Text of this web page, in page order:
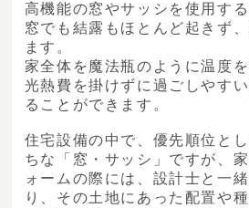
高機能の窓やサッシを使用す
窓でも結露もほとんど起きず
ます。
家全体を魔法瓶のように温度
光熱費を掛けずに過ごしやす
ることができます。
住宅設備の中で、優先順位と
ちな「窓・サッシ」ですが、
ォームの際には、設計士と一
り、その土地にあった配置や